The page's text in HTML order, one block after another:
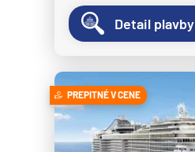
Detail plavby
PREPITNÉ V CENE